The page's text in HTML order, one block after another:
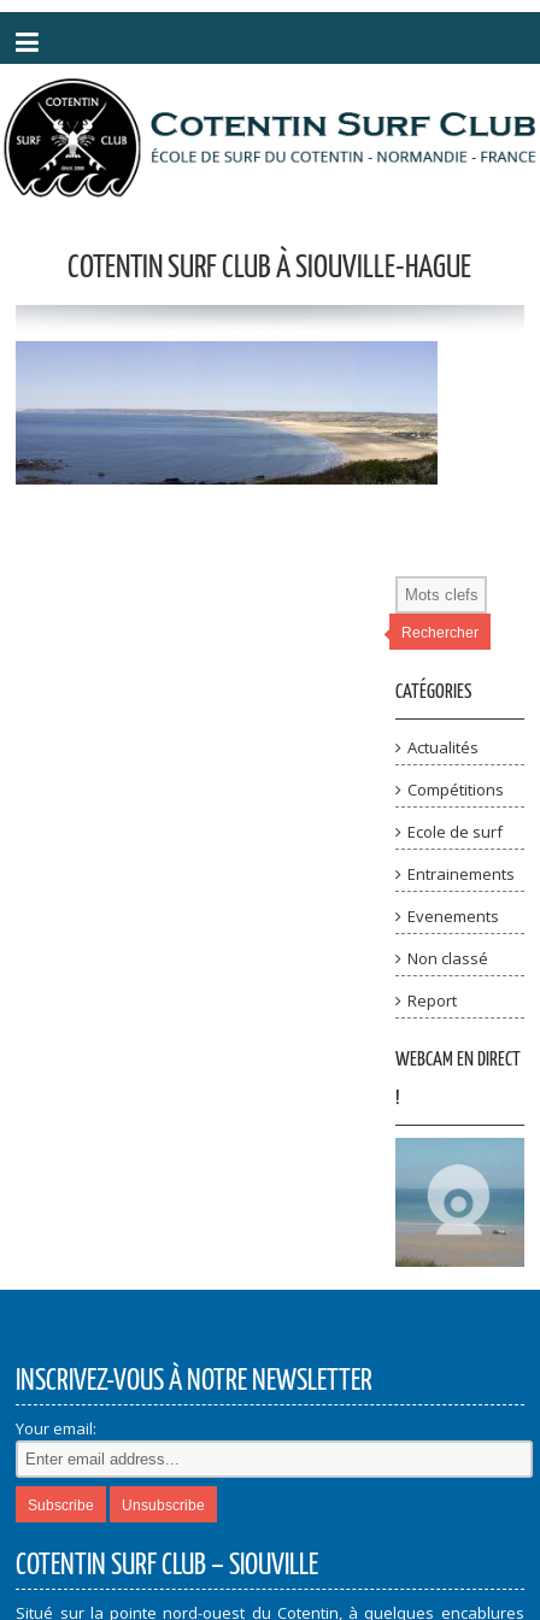
COTENTIN SURF CLUB À SIOUVILLE-HAGUE
Rechercher
CATÉGORIES
Actualités
Compétitions
Ecole de surf
Entrainements
Evenements
Non classé
Report
WEBCAM EN DIRECT
!
INSCRIVEZ-VOUS À NOTRE NEWSLETTER
Your email:
COTENTIN SURF CLUB – SIOUVILLE
Situé sur la pointe nord-ouest du Cotentin, à quelques encablures
Panneau de gestion des cookies